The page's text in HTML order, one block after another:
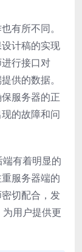
有所不同。
计稿的实现
行接口对
供的数据。
服务器的正
的故障和问
有着明显的
服务器端的
切配合，发
用户提供更